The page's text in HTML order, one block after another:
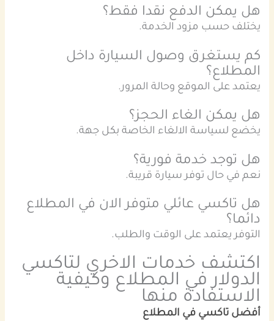
هل يمكن الدفع نقدا فقط؟
يختلف حسب مزود الخدمة.
كم يستغرق وصول السيارة داخل
المطلاع؟
يعتمد على الموقع وحالة المرور.
هل يمكن الغاء الحجز؟
يخضع لسياسة الالغاء الخاصة بكل جهة.
هل توجد خدمة فورية؟
نعم في حال توفر سيارة قريبة.
هل تاكسي عائلي متوفر الان في المطلاع
دائما؟
التوفر يعتمد على الوقت والطلب.
اكتشف خدمات الاخري لتاكسي
الدولار في المطلاع وكيفية
الاستفادة منها
أفضل تاكسي في المطلاع